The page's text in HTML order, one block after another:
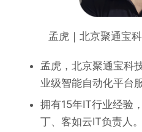
孟虎｜北京聚通宝
孟虎，北京聚通宝科
业级智能自动化平台
拥有15年IT行业经验
丁、客如云IT负责人。